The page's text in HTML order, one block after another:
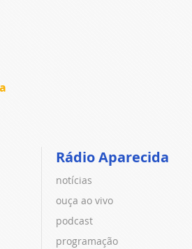
Rádio Aparecida
notícias
ouça ao vivo
podcast
programação